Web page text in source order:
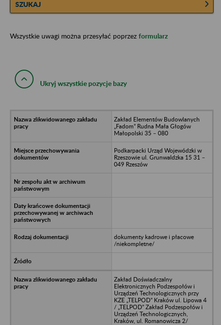
SZUKAJ
Wszystkie uwagi można przesyłać poprzez formularz
Ukryj wszystkie pozycje bazy
Zakład Elementów Budowlanych
„Fadom” Rudna Mała Głogów
Małopolski 35 – 080
Podkarpacki Urząd Wojewódzki w
Rzeszowie ul. Grunwaldzka 15 31 –
049 Rzeszów
dokumenty kadrowe i płacowe
/niekompletne/
Zakład Doświadczalny
Elektronicznych Podzespołów i
Urządzeń Technologicznych przy
KZE „TELPOD” Kraków ul. Lipowa 4
/ „TELPOD” Zakład Podzespołów i
Urządzeń Technologicznych,
Kraków, ul. Romanowicza 2/